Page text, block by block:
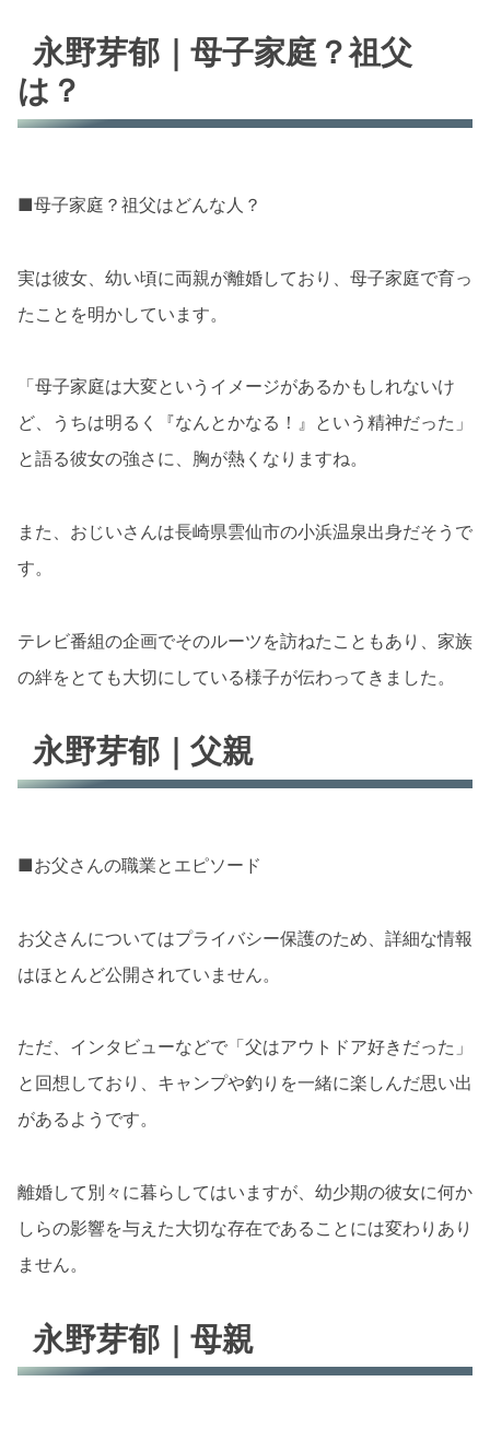
永野芽郁｜母子家庭？祖父
は？
■母子家庭？祖父はどんな人？
実は彼女、幼い頃に両親が離婚しており、母子家庭で育っ
たことを明かしています。
「母子家庭は大変というイメージがあるかもしれないけ
ど、うちは明るく『なんとかなる！』という精神だった」
と語る彼女の強さに、胸が熱くなりますね。
また、おじいさんは長崎県雲仙市の小浜温泉出身だそうで
す。
テレビ番組の企画でそのルーツを訪ねたこともあり、家族
の絆をとても大切にしている様子が伝わってきました。
永野芽郁｜父親
■お父さんの職業とエピソード
お父さんについてはプライバシー保護のため、詳細な情報
はほとんど公開されていません。
ただ、インタビューなどで「父はアウトドア好きだった」
と回想しており、キャンプや釣りを一緒に楽しんだ思い出
があるようです。
離婚して別々に暮らしてはいますが、幼少期の彼女に何か
しらの影響を与えた大切な存在であることには変わりあり
ません。
永野芽郁｜母親